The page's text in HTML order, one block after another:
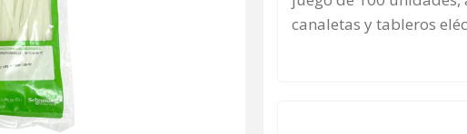
canaletas y tableros